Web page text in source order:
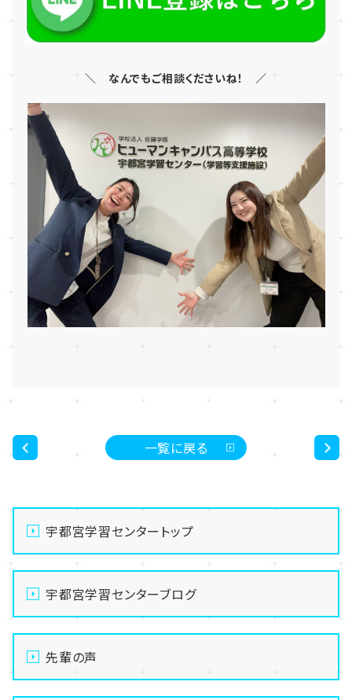
＼ なんでもご相談くださいね！ ／
一覧に戻る
宇都宮学習センタートップ
宇都宮学習センターブログ
先輩の声